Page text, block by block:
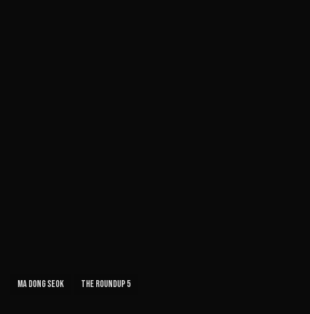
Ma Dong Seok The Roundup 5